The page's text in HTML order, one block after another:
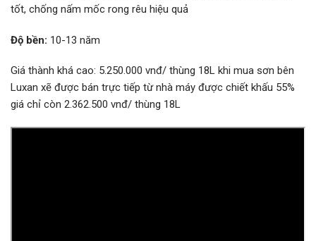
tốt, chống nấm mốc rong rêu hiệu quả
Độ bền: 10-13 năm
Giá thành khá cao: 5.250.000 vnđ/ thùng 18L khi mua sơn bên
Luxan xẽ được bán trực tiếp từ nhà máy được chiết khấu 55%
giá chỉ còn 2.362.500 vnđ/ thùng 18L